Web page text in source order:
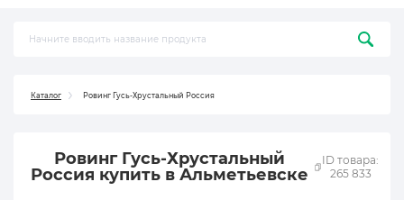
Каталог Ровинг Гусь-Хрустальный Россия
Ровинг Гусь-Хрустальный
Россия купить в Альметьевске
ID товара:
265 833